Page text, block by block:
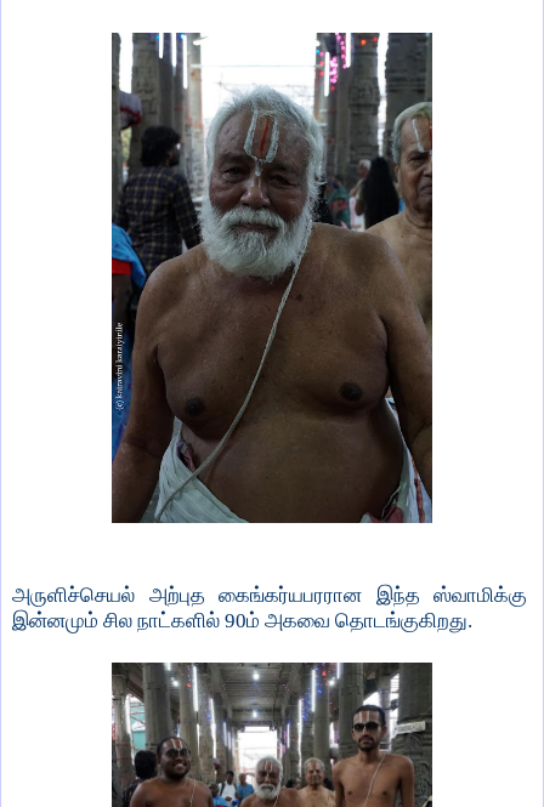
அருளிச்செயல் அற்புத கைங்கர்யபரரான இந்த ஸ்வாமிக்கு
இன்னமும் சில நாட்களில் 90ம் அகவை தொடங்குகிறது.